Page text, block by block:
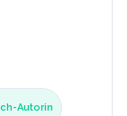
Autorin